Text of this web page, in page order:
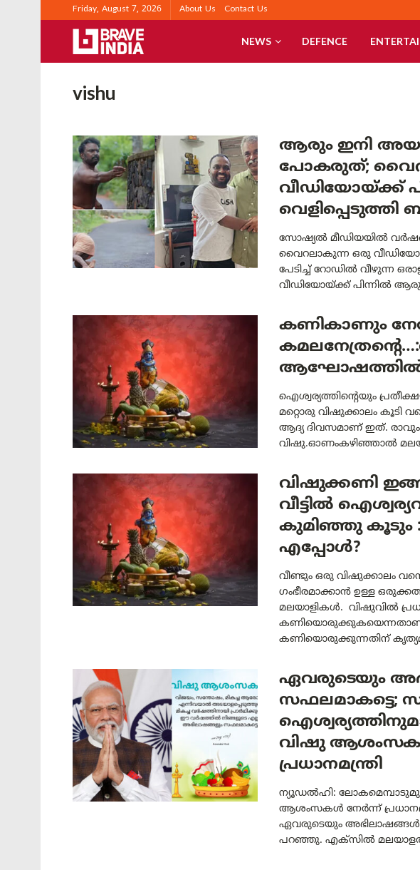
Friday, August 7, 2026 About Us Contact Us
NEWS DEFENCE
vishu
ആരും ഇനി
പോകരുത്;
വീഡിയോയ്ക്ക്
വെളിപ്പെടുത്തി
സോഷ്യൽ മീഡിയയിൽ
വൈറലാകുന്ന ഒരു
പേടിച്ച് റോഡിൽ വീഴുന്ന
വീഡിയോയ്ക്ക് പിന്നിൽ
കണികാണും
ആഘോഷത്തിൽ
ഐശ്വര്യത്തിന്റെയും
മറ്റൊരു വിഷുക്കാലം കൂടി
ആദ്യ ദിവസമാണ് ഇത്.
വിഷു.ഓണംകഴിഞ്ഞാൽ
വിഷുക്കണി
വീട്ടില്‍
കുമിഞ്ഞു കൂടും
എപ്പോൾ?
വീണ്ടും ഒരു വിഷുക്കാലം
ഗംഭീരമാക്കാൻ ഉള്ള
മലയാളികൾ. വിഷുവിൽ
കണിയൊരുക്കുന്നതിന്
ഏവരുടെയും
സഫലമാകട്ടെ;
വിഷു
പ്രധാനമന്ത്രി
ന്യൂഡൽഹി:
ആശംസകൾ നേർന്ന്
ഏവരുടെയും അഭിലാഷങ്ങൾ
പറഞ്ഞു. എക്‌സിൽ